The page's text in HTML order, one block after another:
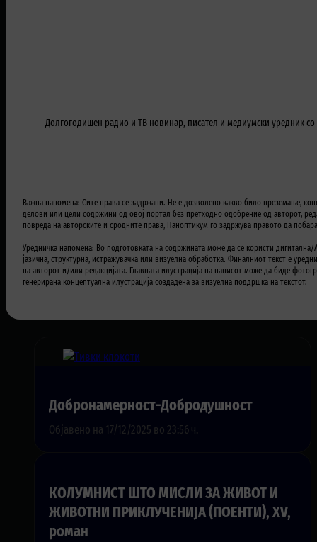
Долгогодишен радио и ТВ новинар, писател и медиумски уредник
Важна напомена: Сите права се задржани. Не е дозволено какво било преземање,
делови или цели содржини од овој портал без претходно одобрение од авторот,
повреда на авторските и сродните права, Паноптикум го задржува правото да
Уредничка напомена: Во подготовката на содржината може да се користи дигитална/
јазична, структурна, истражувачка или визуелна обработка. Финалниот текст е
на авторот и/или редакцијата. Главната илустрација на написот може да биде
генерирана концептуална илустрација создадена за визуелна поддршка на текстот.
Добронамерност-Добродушност
Објавено на 17/12/2025 во 23:56 ч.
КОЛУМНИСТ ШТО МИСЛИ ЗА ЖИВОТ И
ЖИВОТНИ ПРИКЛУЧЕНИЈА (ПОЕНТИ), XV,
роман